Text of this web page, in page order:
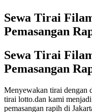
Sewa Tirai
Pemasangan
Sewa Tirai
Pemasangan
Menyewakan tirai dengan
tirai lotto.dan kami
pemasangan rapih di